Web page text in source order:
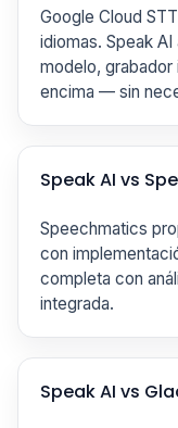
Google Cloud
idiomas. Speak AI
modelo,
encima — sin
Speak AI vs
Speechmatics
con
completa con
integrada.
Speak AI vs